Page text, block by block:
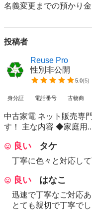
名義変更までの預かり
投稿者
Reuse Pro
性別非公開
5.0(5)
身分証 電話番号 古物商
中古家電 ネット販売専
す！ 主な内容 ◆家庭用
良い タケ
丁寧に色々と対応し
良い はなこ
迅速で丁寧なご対応
とても親切で丁寧で